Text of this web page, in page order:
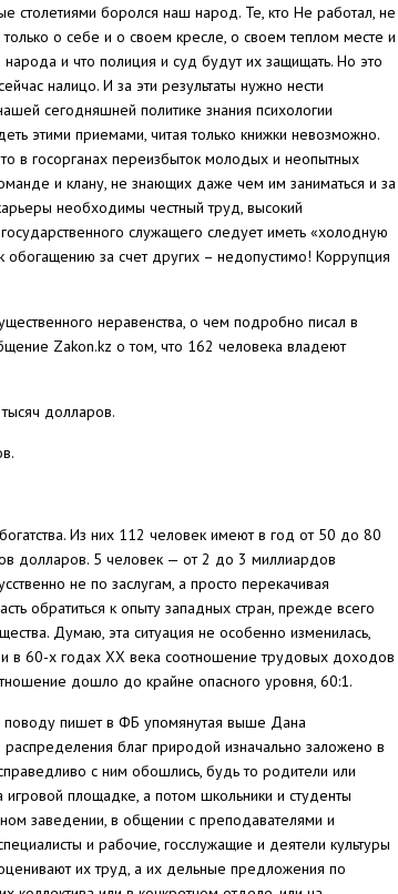
столетиями боролся наш народ. Те, кто Не работал, не
о себе и о своем кресле, о своем теплом месте и
и что полиция и суд будут их защищать. Но это
налицо. И за эти результаты нужно нести
сегодняшней политике знания психологии
этими приемами, читая только книжки невозможно.
в госорганах переизбыток молодых и неопытных
и клану, не знающих даже чем им заниматься и за
необходимы честный труд, высокий
служащего следует иметь «холодную
обогащению за счет других – недопустимо! Коррупция
неравенства, о чем подробно писал в
Zakon.kz о том, что 162 человека владеют
долларов.
Из них 112 человек имеют в год от 50 до 80
долларов. 5 человек — от 2 до 3 миллиардов
не по заслугам, а просто перекачивая
обратиться к опыту западных стран, прежде всего
Думаю, эта ситуация не особенно изменилась,
в 60-х годах ХХ века соотношение трудовых доходов
дошло до крайне опасного уровня, 60:1.
поводу пишет в ФБ упомянутая выше Дана
благ природой изначально заложено в
с ним обошлись, будь то родители или
игровой площадке, а потом школьники и студенты
заведении, в общении с преподавателями и
и рабочие, госслужащие и деятели культуры
их труд, а их дельные предложения по